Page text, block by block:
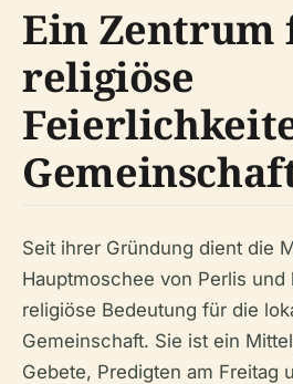
Ein Zentrum
religiöse
Seit ihrer Gründung dient die
Hauptmoschee von Perlis und
religiöse Bedeutung für die
Gemeinschaft. Sie ist ein
Gebete, Predigten am Freitag